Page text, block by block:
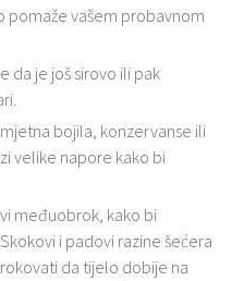
pomaže vašem probavnom
da je još sirovo ili pak
bojila, konzervanse ili
velike napore kako bi
međuobrok, kako bi
i padovi razine šećera
da tijelo dobije na